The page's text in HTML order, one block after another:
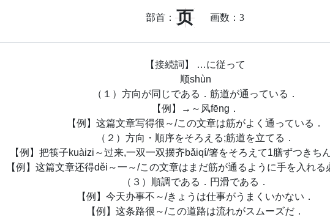
部首： 页 画数： 3
【接続詞】 …に従って
顺shùn
（１）方向が同じである．筋道が通っている．
【例】→～风fēng．
【例】这篇文章写得很～/この文章は筋がよく通っている．
（２）方向・順序をそろえる;筋道を立てる．
【例】把筷子kuàizi～过来,一双一双摆齐bǎiqí/箸をそろえて1膳ずつきち
【例】这篇文章还得děi～一～/この文章はまだ筋が通るように手を入れる
（３）順調である．円滑である．
【例】今天办事不～/きょうは仕事がうまくいかない．
【例】这条路很～/この道路は流れがスムーズだ．